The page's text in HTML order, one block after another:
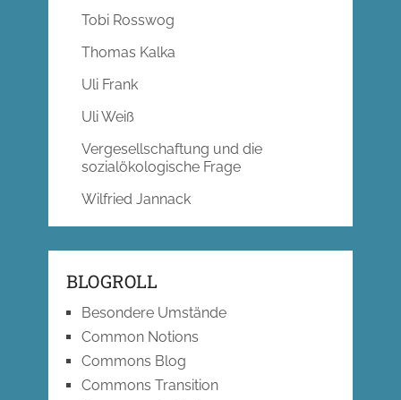
Tobi Rosswog
Thomas Kalka
Uli Frank
Uli Weiß
Vergesellschaftung und die
sozialökologische Frage
Wilfried Jannack
BLOGROLL
Besondere Umstände
Common Notions
Commons Blog
Commons Transition